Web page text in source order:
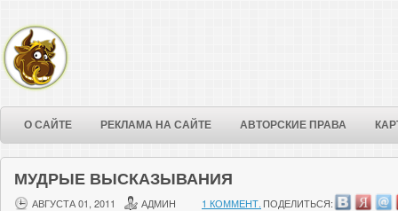
О САЙТЕ РЕКЛАМА НА САЙТЕ АВТОРСКИЕ ПРАВА
МУДРЫЕ ВЫСКАЗЫВАНИЯ
АВГУСТА 01, 2011 АДМИН 1 КОММЕНТ. ПОДЕЛИТЬСЯ: